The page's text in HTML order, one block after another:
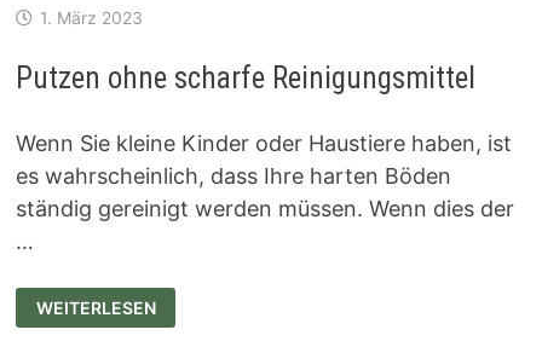
1. März 2023
Putzen ohne scharfe Reinigungsmittel
Wenn Sie kleine Kinder oder Haustiere haben, ist
es wahrscheinlich, dass Ihre harten Böden
ständig gereinigt werden müssen. Wenn dies der
…
DAMPFREINIGER
EMPFEHLUNGEN
WEITERLESEN